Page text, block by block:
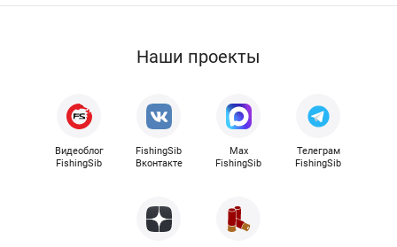
Наши проекты
Видеоблог
FishingSib
FishingSib
Вконтакте
Max
FishingSib
Телеграм
FishingSib